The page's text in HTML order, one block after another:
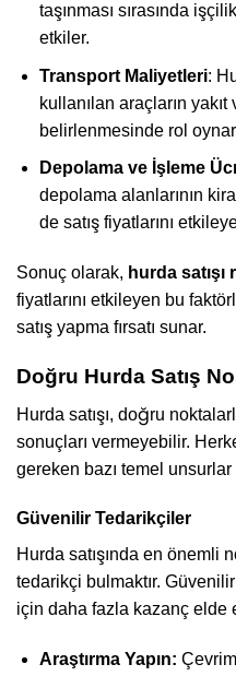
taşınması sırasında
etkiler.
Transport Maliyetleri:
kullanılan araçların yakıt
belirlenmesinde rol
Depolama ve İşleme
depolama alanlarının
de satış fiyatlarını
Sonuç olarak, hurda satışı
fiyatlarını etkileyen bu
satış yapma fırsatı sunar.
Doğru Hurda Satış
Hurda satışı, doğru
sonuçları vermeyebilir.
gereken bazı temel unsurlar
Güvenilir Tedarikçiler
Hurda satışında en önemli
tedarikçi bulmaktır.
için daha fazla kazanç elde
Araştırma Yapın: